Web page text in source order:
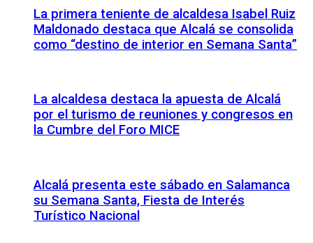
La primera teniente de alcaldesa Isabel Ruiz
Maldonado destaca que Alcalá se consolida
como “destino de interior en Semana Santa”
La alcaldesa destaca la apuesta de Alcalá
por el turismo de reuniones y congresos en
la Cumbre del Foro MICE
Alcalá presenta este sábado en Salamanca
su Semana Santa, Fiesta de Interés
Turístico Nacional